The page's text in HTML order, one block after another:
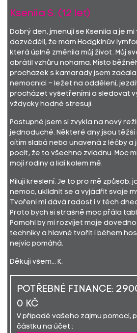
Kseniia S. (12 let)
Dobrý den, jmenuji se Kseniia a je mi
dozvěděli, že mám Hodgkinův
která úplně změnila můj život. Můj
obrátil vzhůru nohama. Místo
procházek s kamarády jsem
nemocnici – ležet na oddělení,
procházet vyšetřeními a sledovat
vždycky hodně stresují.
Postupně jsem si zvykla na nový
jednoduché. Některé dny jsou těžší
cítím slabá nebo unavená z léčby a
pocit, že to všechno zvládnu. Moc
mojí rodiny a lidí kolem mě.
Miluji kreslení. Je to pro mě způsob,
nemoc, uklidnit se a vyjádřit svoje
Tvoření mi dává radost i v těch
Proto bych si strašně moc přála
Pomohl by mi rozvíjet moje
techniky a hlavně tvořit i během
nejvíc pomáhá.
Děkuji všem... K.
POTŘEBNÉ FINANCE:
0 KČ
V případě vašeho zájmu pomoci,
částku na účet :